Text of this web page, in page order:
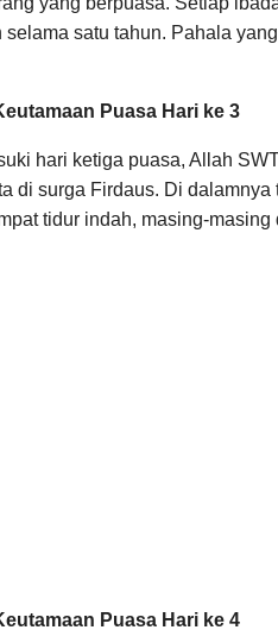
selama satu tahun. Pahala
Puasa Hari ke 3
hari ketiga puasa, Allah
di surga Firdaus. Di
tidur indah, masing-
Puasa Hari ke 4